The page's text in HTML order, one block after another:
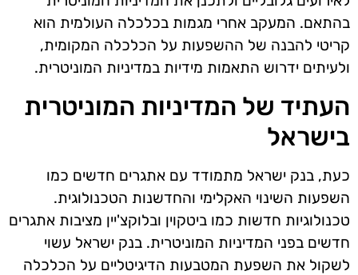
בהתאם. המעקב אחרי מגמות בכלכלה העולמית הוא
קריטי להבנה של ההשפעות על הכלכלה המקומית,
ולעיתים ידרוש התאמות מידיות במדיניות המוניטרית.
העתיד של המדיניות המוניטרית
בישראל
כעת, בנק ישראל מתמודד עם אתגרים חדשים כמו
השפעות השינוי האקלימי והחדשנות הטכנולוגית.
טכנולוגיות חדשות כמו ביטקוין ובלוקצ'יין מציבות אתגרים
חדשים בפני המדיניות המוניטרית. בנק ישראל עשוי
לשקול את השפעת המטבעות הדיגיטליים על הכלכלה